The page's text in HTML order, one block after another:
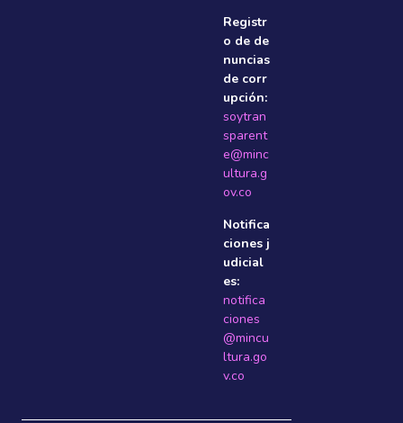
Registr
o de de
nuncias
de corr
upción:
soytran
sparent
e@minc
ultura.g
ov.co
Notifica
ciones j
udicial
es:
notifica
ciones
@mincu
ltura.go
v.co